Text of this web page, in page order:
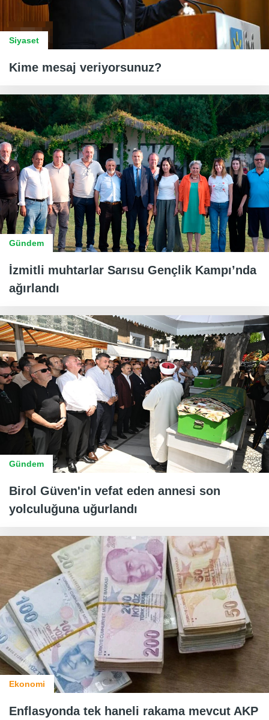
Siyaset
Kime mesaj veriyorsunuz?
Gündem
İzmitli muhtarlar Sarısu Gençlik Kampı’nda
ağırlandı
Gündem
Birol Güven'in vefat eden annesi son
yolculuğuna uğurlandı
Ekonomi
Enflasyonda tek haneli rakama mevcut AKP